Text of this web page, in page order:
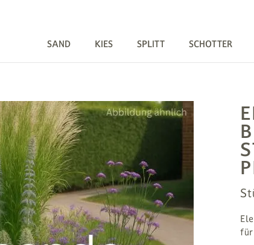
SAND KIES SPLITT SCHOTTER
für